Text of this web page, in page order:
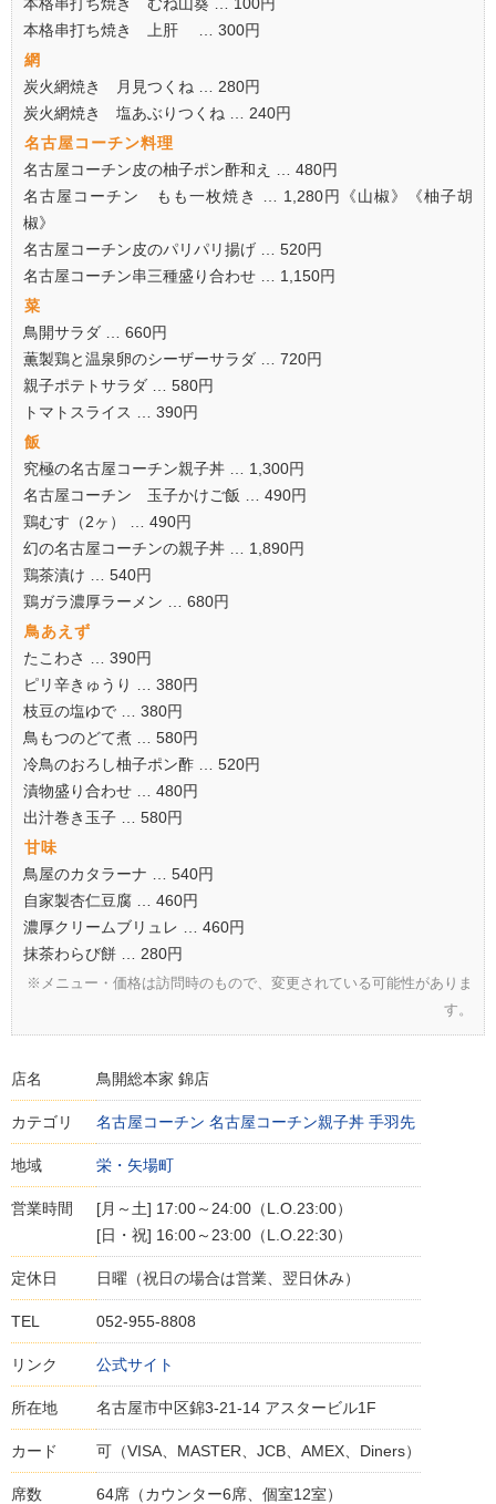
本格串打ち焼き 上肝 … 300円
網
炭火網焼き 月見つくね … 280円
炭火網焼き 塩あぶりつくね … 240円
名古屋コーチン料理
名古屋コーチン皮の柚子ポン酢和え … 480円
名古屋コーチン もも一枚焼き … 1,280円《山椒》《柚子胡
椒》
名古屋コーチン皮のパリパリ揚げ … 520円
名古屋コーチン串三種盛り合わせ … 1,150円
菜
鳥開サラダ … 660円
薫製鶏と温泉卵のシーザーサラダ … 720円
親子ポテトサラダ … 580円
トマトスライス … 390円
飯
究極の名古屋コーチン親子丼 … 1,300円
名古屋コーチン 玉子かけご飯 … 490円
鶏むす（2ヶ） … 490円
幻の名古屋コーチンの親子丼 … 1,890円
鶏茶漬け … 540円
鶏ガラ濃厚ラーメン … 680円
鳥あえず
たこわさ … 390円
ピリ辛きゅうり … 380円
枝豆の塩ゆで … 380円
鳥もつのどて煮 … 580円
冷鳥のおろし柚子ポン酢 … 520円
漬物盛り合わせ … 480円
出汁巻き玉子 … 580円
甘味
鳥屋のカタラーナ … 540円
自家製杏仁豆腐 … 460円
濃厚クリームブリュレ … 460円
抹茶わらび餅 … 280円
※メニュー・価格は訪問時のもので、変更されている可能性がありま
す。
店名 鳥開総本家 錦店
カテゴリ 名古屋コーチン 名古屋コーチン親子丼 手羽先
地域 栄・矢場町
営業時間
[月～土] 17:00～24:00（L.O.23:00）
[日・祝] 16:00～23:00（L.O.22:30）
定休日 日曜（祝日の場合は営業、翌日休み）
TEL 052-955-8808
リンク 公式サイト
所在地 名古屋市中区錦3-21-14 アスタービル1F
カード 可（VISA、MASTER、JCB、AMEX、Diners）
席数 64席（カウンター6席、個室12室）